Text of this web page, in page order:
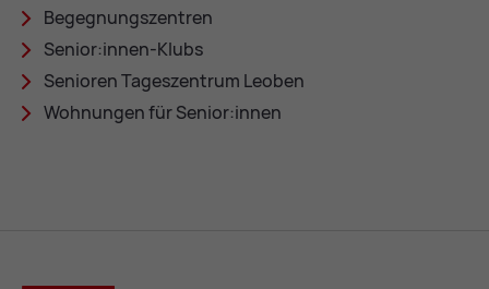
Be­geg­nungs­zen­tren
Se­ni­or:in­nen-Klubs
Se­nio­ren Ta­ges­zen­trum Leo­ben
Woh­nun­gen für Se­ni­or:in­nen